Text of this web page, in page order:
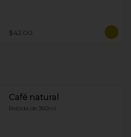
$42.00
Café natural
Bebida de 360ml.